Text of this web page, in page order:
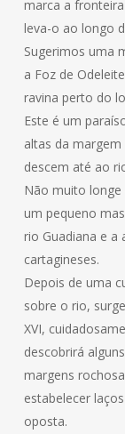
marca a
leva-o ao longo
Sugerimos uma
a Foz de
ravina perto do
Este é um
altas da
descem até ao
Não muito longe
um pequeno
rio Guadiana e a
cartagineses.
Depois de uma
sobre o rio,
XVI,
descobrirá
margens
estabelecer
oposta.